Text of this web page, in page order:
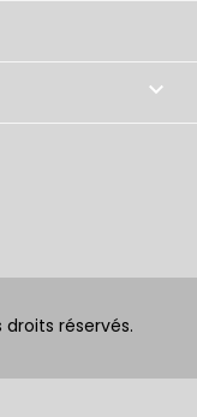

droits réservés.